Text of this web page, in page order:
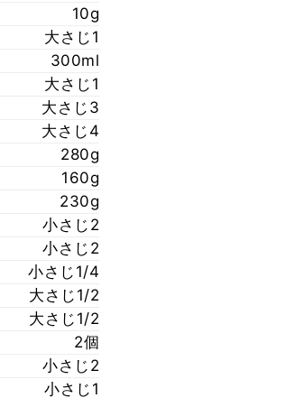
10g
大さじ1
300ml
大さじ1
大さじ3
大さじ4
280g
160g
230g
小さじ2
小さじ2
小さじ1/4
大さじ1/2
大さじ1/2
2個
小さじ2
小さじ1